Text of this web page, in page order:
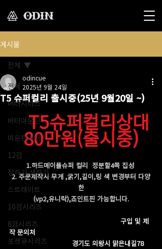
게시물
전체
버터시리즈
버터마운틴
마운틴버터
12검
장하기 생하기
스트레이트
10검시리즈
8검시리즈
포켓큐시리즈
전체
T5 슈퍼컬리 출시중(25년 9월20일 ~)
odincue
2025년 9월 24일
T5슈퍼컬리상대
80만원(출시중)
1.하드메이플슈퍼 컬리  정분할4쪽 집성
2. 주문제작시 무게 ,굵기,길이,링 색 변경부터 다양
한
(vp2,유니락),죠인트핀 가능합니다.
구입 및 제
작 문의처
경기도 의왕시 맑은내길78